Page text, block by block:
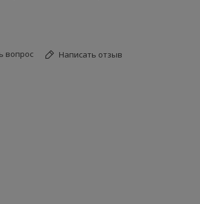
вопрос Написать отзыв